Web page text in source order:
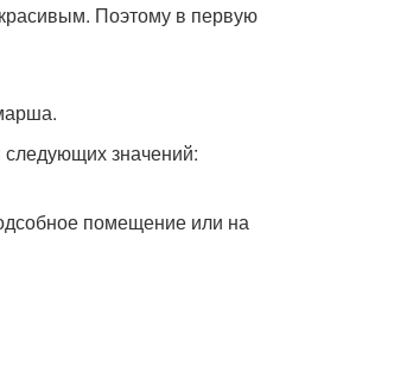
Поэтому в первую
значений:
помещение или на